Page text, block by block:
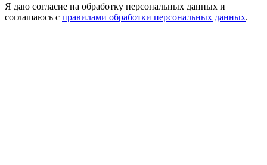
Я даю согласие на обработку персональных данных и
соглашаюсь с правилами обработки персональных данных.